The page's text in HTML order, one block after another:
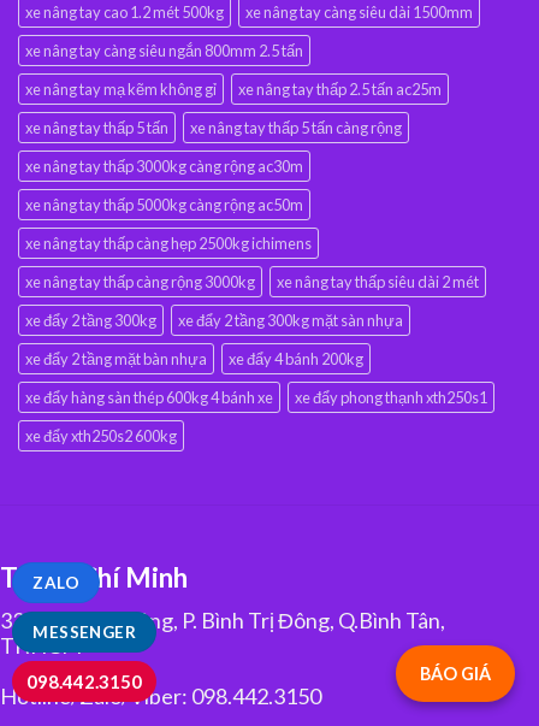
xe nâng tay cao 1.2 mét 500kg
xe nâng tay càng siêu dài 1500mm
xe nâng tay càng siêu ngắn 800mm 2.5 tấn
xe nâng tay mạ kẽm không gỉ
xe nâng tay thấp 2.5 tấn ac25m
xe nâng tay thấp 5 tấn
xe nâng tay thấp 5 tấn càng rộng
xe nâng tay thấp 3000kg càng rộng ac30m
xe nâng tay thấp 5000kg càng rộng ac50m
xe nâng tay thấp càng hẹp 2500kg ichimens
xe nâng tay thấp càng rộng 3000kg
xe nâng tay thấp siêu dài 2 mét
xe đẩy 2 tầng 300kg
xe đẩy 2 tầng 300kg mặt sàn nhựa
xe đẩy 2 tầng mặt bàn nhựa
xe đẩy 4 bánh 200kg
xe đẩy hàng sàn thép 600kg 4 bánh xe
xe đẩy phong thạnh xth250s1
xe đẩy xth250s2 600kg
TP.Hồ Chí Minh
334 Tân Hòa Đông, P. Bình Trị Đông, Q.Bình Tân,
TP.HCM
Hotline/Zalo/Viber: 098.442.3150
BÁO GIÁ
MESSENGER
ZALO
098.442.3150